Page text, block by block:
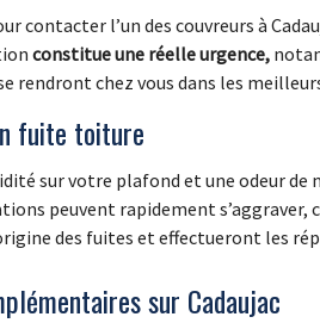
contacter l’un des couvreurs à
constitue une réelle urgence,
rendront chez vous dans les
fuite toiture
sur votre plafond et une odeur
peuvent rapidement s’aggraver,
des fuites et effectueront les
sur Cadaujac